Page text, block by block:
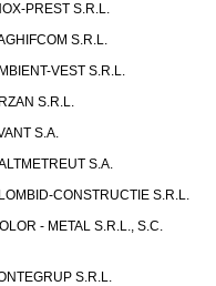
PREST S.R.L.
S.R.L.
VEST S.R.L.
S.R.L.
S.A.
S.A.
CONSTRUCTIE S.R.L.
- METAL S.R.L., S.C.
S.R.L.